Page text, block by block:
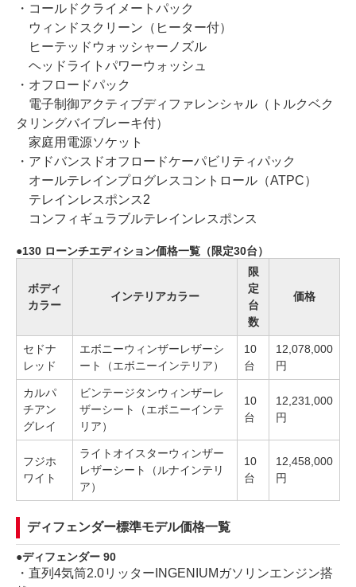
・コールドクライメートパック
ウィンドスクリーン（ヒーター付）
ヒーテッドウォッシャーノズル
ヘッドライトパワーウォッシュ
・オフロードパック
電子制御アクティブディファレンシャル（トルクベク
タリングバイブレーキ付）
家庭用電源ソケット
・アドバンスドオフロードケーパビリティパック
オールテレインプログレスコントロール（ATPC）
テレインレスポンス2
コンフィギュラブルテレインレスポンス
130 ローンチエディション価格一覧（限定30台）
ボディ
カラー
インテリアカラー
限
定
台
数
価格
セドナ
レッド
エボニーウィンザーレザーシ
ート（エボニーインテリア）
10
台
12,078,000
円
カルパ
チアン
グレイ
ビンテージタンウィンザーレ
ザーシート（エボニーインテ
リア）
10
台
12,231,000
円
フジホ
ワイト
ライトオイスターウィンザー
レザーシート（ルナインテリ
ア）
10
台
12,458,000
円
ディフェンダー標準モデル価格一覧
ディフェンダー 90
・直列4気筒2.0リッターINGENIUMガソリンエンジン搭